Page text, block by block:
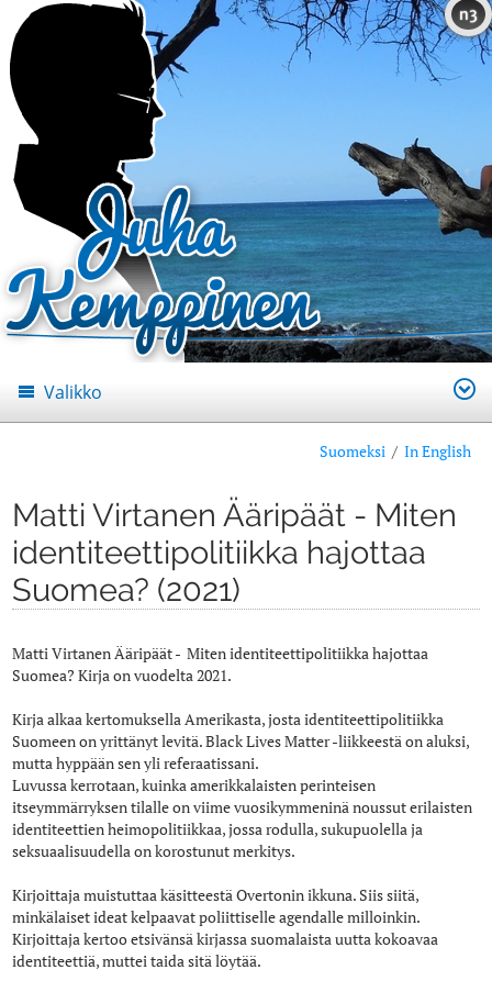
n3
Valikko
Suomeksi/ In English
Matti Virtanen Ääripäät - Miten
identiteettipolitiikka hajottaa
Suomea? (2021)
Matti Virtanen Ääripäät - Miten identiteettipolitiikka hajottaa
Suomea? Kirja on vuodelta 2021.
Kirja alkaa kertomuksella Amerikasta, josta identiteettipolitiikka
Suomeen on yrittänyt levitä. Black Lives Matter -liikkeestä on aluksi,
mutta hyppään sen yli referaatissani.
Luvussa kerrotaan, kuinka amerikkalaisten perinteisen
itseymmärryksen tilalle on viime vuosikymmeninä noussut erilaisten
identiteettien heimopolitiikkaa, jossa rodulla, sukupuolella ja
seksuaalisuudella on korostunut merkitys.
Kirjoittaja muistuttaa käsitteestä Overtonin ikkuna. Siis siitä,
minkälaiset ideat kelpaavat poliittiselle agendalle milloinkin.
Kirjoittaja kertoo etsivänsä kirjassa suomalaista uutta kokoavaa
identiteettiä, muttei taida sitä löytää.